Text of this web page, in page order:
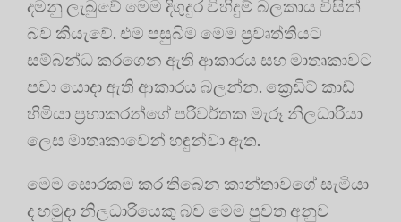
දමනු ලැබුවේ මෙම දිගුදුර විහිදුම් බලකාය විසින්
බව කියැවේ. එම පසුබිම මෙම ප්‍රවෘත්තියට
සම්බන්ධ කරගෙන ඇති ආකාරය සහ මාතෘකාවට
පවා යොදා ඇති ආකාරය බලන්න. ක්‍රෙඩිට් කාඩ්
හිමියා ප්‍රභාකරන්ගේ පරිවර්තක මැරූ නිලධාරියා
ලෙස මාතෘකාවෙන් හඳුන්වා ඇත.
මෙම සොරකම කර තිබෙන කාන්තාවගේ සැමියා
ද හමුදා නිලධාරියෙකු බව මෙම පුවත අනුව